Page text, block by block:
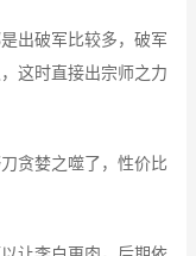
出破军比较多，破军
这时直接出宗师之力
贪婪之噬了，性价比